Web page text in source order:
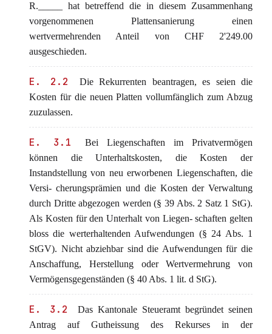
R._____ hat betreffend die in diesem Zusammenhang
vorgenommenen Plattensanierung einen
wertvermehrenden Anteil von CHF 2'249.00
ausgeschieden.
E. 2.2
Die Rekurrenten beantragen, es seien die
Kosten für die neuen Platten vollumfänglich zum Abzug
zuzulassen.
E. 3.1
Bei Liegenschaften im Privatvermögen
können die Unterhaltskosten, die Kosten der
Instandstellung von neu erworbenen Liegenschaften, die
Versi- cherungsprämien und die Kosten der Verwaltung
durch Dritte abgezogen werden (§ 39 Abs. 2 Satz 1 StG).
Als Kosten für den Unterhalt von Liegen- schaften gelten
bloss die werterhaltenden Aufwendungen (§ 24 Abs. 1
StGV). Nicht abziehbar sind die Aufwendungen für die
Anschaffung, Herstellung oder Wertvermehrung von
Vermögensgegenständen (§ 40 Abs. 1 lit. d StG).
E. 3.2
Das Kantonale Steueramt begründet seinen
Antrag auf Gutheissung des Rekurses in der